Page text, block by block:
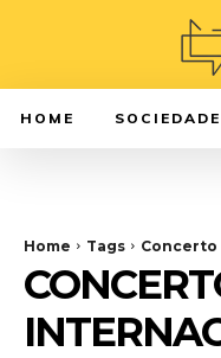
HOME SOCIEDADE
Home Tags